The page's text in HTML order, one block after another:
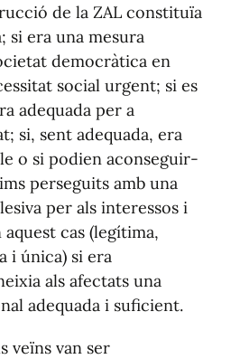
de la ZAL constituïa
si era una mesura
democràtica en
social urgent; si es
adequada per a
si, sent adequada, era
o si podien aconseguir-
perseguits amb una
per als interessos i
cas (legítima,
i única) si era
als afectats una
adequada i suficient.
veïns van ser